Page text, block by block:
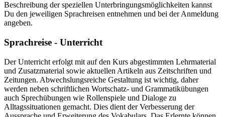
Beschreibung der speziellen Unterbringungsmöglichkeiten kannst
Du den jeweiligen Sprachreisen entnehmen und bei der Anmeldung
angeben.
Sprachreise - Unterricht
Der Unterricht erfolgt mit auf den Kurs abgestimmten Lehrmaterial
und Zusatzmaterial sowie aktuellen Artikeln aus Zeitschriften und
Zeitungen. Abwechslungsreiche Gestaltung ist wichtig, daher
werden neben schriftlichen Wortschatz- und Grammatikübungen
auch Sprechübungen wie Rollenspiele und Dialoge zu
Alltagssituationen gemacht. Dies dient der Verbesserung der